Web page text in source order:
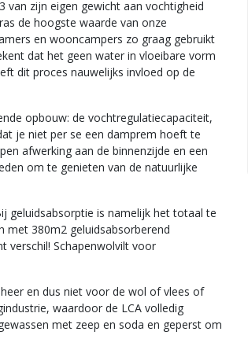
van zijn eigen gewicht aan vochtigheid
de hoogste waarde van onze
en wooncampers zo graag gebruikt
dat het geen water in vloeibare vorm
dit proces nauwelijks invloed op de
opbouw: de vochtregulatiecapaciteit,
je niet per se een damprem hoeft te
afwerking aan de binnenzijde en een
om te genieten van de natuurlijke
geluidsabsorptie is namelijk het totaal te
met 380m2 geluidsabsorberend
verschil! Schapenwolvilt voor
en dus niet voor de wol of vlees of
waardoor de LCA volledig
met zeep en soda en geperst om
Isolena Klemvilt is een
schapenwolisolatie dat qua
isolatiewaarde richting een
PIR/PUR-achtige Rd-waarde
€56,00 Excl. btw
Vierkante meter
Vergelijk Bekijken